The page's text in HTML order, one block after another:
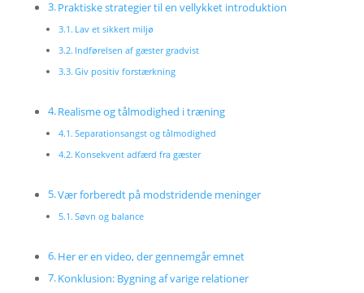
Praktiske strategier til en vellykket introduktion
Lav et sikkert miljø
Indførelsen af gæster gradvist
Giv positiv forstærkning
Realisme og tålmodighed i træning
Separationsangst og tålmodighed
Konsekvent adfærd fra gæster
Vær forberedt på modstridende meninger
Søvn og balance
Her er en video, der gennemgår emnet
Konklusion: Bygning af varige relationer